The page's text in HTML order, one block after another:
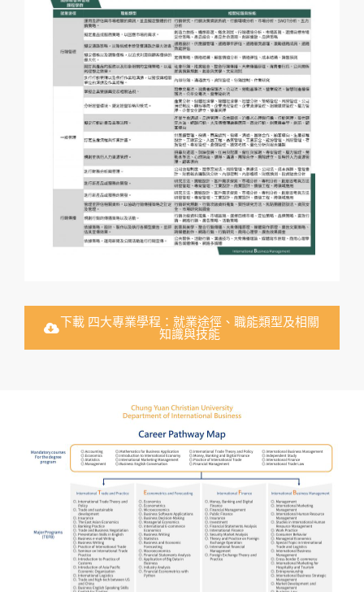
下載 四大專業學程：就業途徑、職能類型及相關
知識與技能